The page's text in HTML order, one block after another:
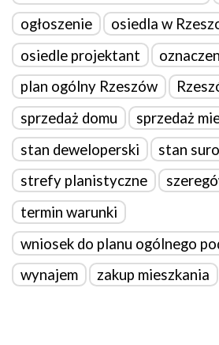
ogłoszenie
osiedla w
osiedle projektant
plan ogólny Rzeszów
sprzedaż domu
sprzedaż
stan deweloperski
stan
strefy planistyczne
termin warunki
wniosek do planu ogólnego
wynajem
zakup mieszkania